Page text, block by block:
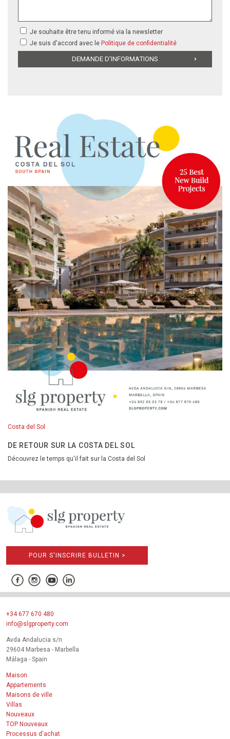
Je souhaite être tenu informé via la newsletter
Je suis d'accord avec le Politique de confidentialité
Costa del Sol
DE RETOUR SUR LA COSTA DEL SOL
Découvrez le temps qu'il fait sur la Costa del Sol
POUR S'INSCRIRE BULLETIN >
+34 677 670 480
info@slgproperty.com
Avda Andalucia s/n
29604 Marbesa - Marbella
Málaga - Spain
Maison
Appartements
Maisons de ville
Villas
Nouveaux
TOP Nouveaux
Processus d'achat